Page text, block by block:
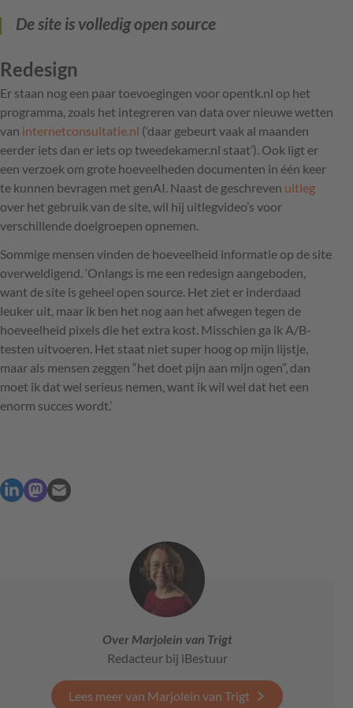
De site is volledig open source
Redesign
Er staan nog een paar toevoegingen voor opentk.nl op het
programma, zoals het integreren van data over nieuwe wetten
van internetconsultatie.nl (‘daar gebeurt vaak al maanden
eerder iets dan er iets op tweedekamer.nl staat’). Ook ligt er
een verzoek om grote hoeveelheden documenten in één keer
te kunnen bevragen met genAI. Naast de geschreven uitleg
over het gebruik van de site, wil hij uitlegvideo’s voor
verschillende doelgroepen opnemen.
Sommige mensen vinden de hoeveelheid informatie op de site
overweldigend. ‘Onlangs is me een redesign aangeboden,
want de site is geheel open source. Het ziet er inderdaad
leuker uit, maar ik ben het nog aan het afwegen tegen de
hoeveelheid pixels die het extra kost. Misschien ga ik A/B-
testen uitvoeren. Het staat niet super hoog op mijn lijstje,
maar als mensen zeggen “het doet pijn aan mijn ogen”, dan
moet ik dat wel serieus nemen, want ik wil wel dat het een
enorm succes wordt.’
Over Marjolein van Trigt
Redacteur bij iBestuur
Lees meer van Marjolein van Trigt